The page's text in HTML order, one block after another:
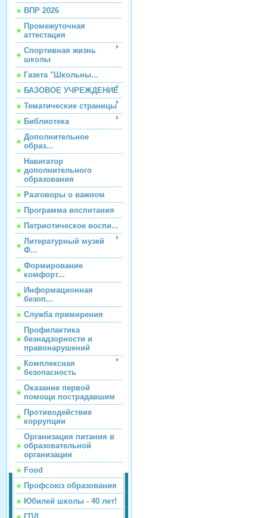
ВПР 2026
Промежуточная
аттестация
Спортивная жизнь
школы
Газета "Школьны...
БАЗОВОЕ УЧРЕЖДЕНИЕ
Тематические страницы
Библиотека
Дополнительное
образ...
Навигатор
дополнительного
образования
Разговоры о важном
Программа воспитания
Патриотическое воспи...
Литературный музей
Ф...
Формирование
комфорт...
Информационная
безоп...
Служба примирения
Профилактика
безнадзорности и
правонарушений
Комплексная
безопасность
Оказание первой
помощи пострадавшим
Противодействие
коррупции
Организация питания в
образовательной
организации
Food
Профсоюз образования
Юбилей школы - 40 лет!